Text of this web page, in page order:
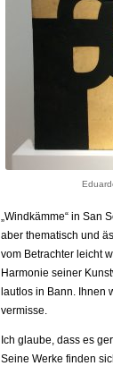
„Windkämme“ in San
aber thematisch und
vom Betrachter leicht
Harmonie seiner
lautlos in Bann. Ihnen
vermisse.
Ich glaube, dass es
Seine Werke finden